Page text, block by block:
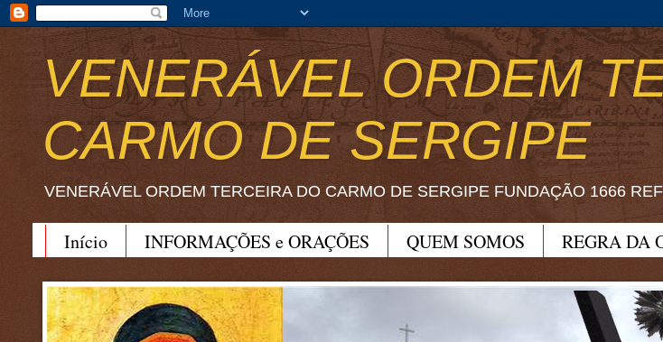
VENERÁVEL ORDEM
CARMO DE SERGIPE
VENERÁVEL ORDEM TERCEIRA DO CARMO DE SERGIPE FUNDAÇÃO 1666
Início INFORMAÇÕES e ORAÇÕES QUEM SOMOS REGRA DA